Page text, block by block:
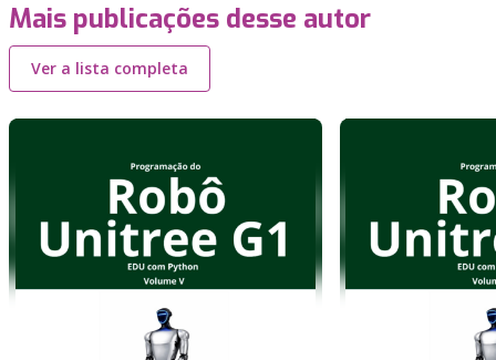
Mais publicações desse autor
Ver a lista completa